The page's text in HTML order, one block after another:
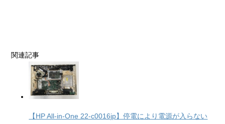
関連記事
【HP All-in-One 22-c0016jp】停電により電源が入らない